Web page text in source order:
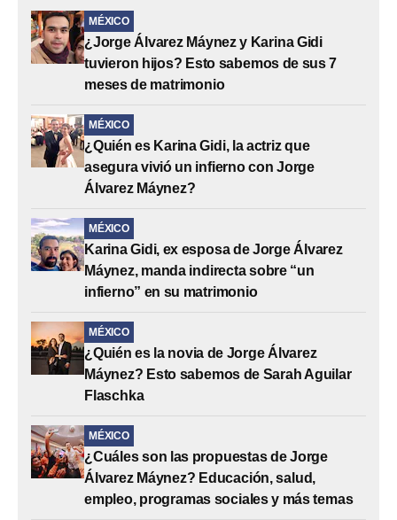
MÉXICO
¿Jorge Álvarez Máynez y Karina Gidi
tuvieron hijos? Esto sabemos de sus 7
meses de matrimonio
MÉXICO
¿Quién es Karina Gidi, la actriz que
asegura vivió un infierno con Jorge
Álvarez Máynez?
MÉXICO
Karina Gidi, ex esposa de Jorge Álvarez
Máynez, manda indirecta sobre “un
infierno” en su matrimonio
MÉXICO
¿Quién es la novia de Jorge Álvarez
Máynez? Esto sabemos de Sarah Aguilar
Flaschka
MÉXICO
¿Cuáles son las propuestas de Jorge
Álvarez Máynez? Educación, salud,
empleo, programas sociales y más temas